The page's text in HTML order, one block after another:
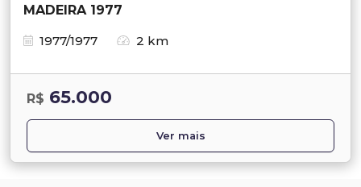
MADEIRA 1977
1977/1977
2 km
R$ 65.000
Ver mais